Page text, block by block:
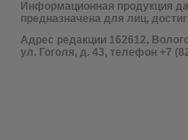
Информационная продукция
предназначена для лиц,
Адрес редакции 162612,
ул. Гоголя, д. 43, телефон +7